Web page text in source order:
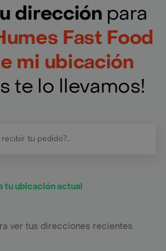
dirección para
Fast Food
mi ubicación
te lo llevamos!
tu ubicación actual
ver tus direcciones recientes